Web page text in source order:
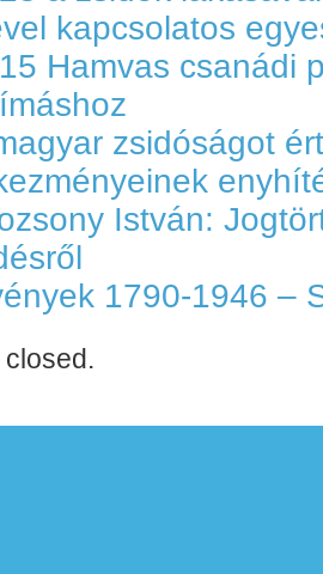
kapcsolatos
Hamvas csanádi
zsidóságot
István:
1790-1946 –